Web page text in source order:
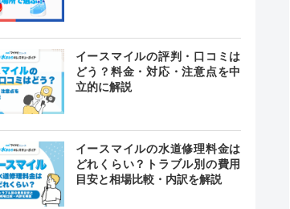
イースマイルの評判・口コミは
どう？料金・対応・注意点を中
立的に解説
イースマイルの水道修理料金は
どれくらい？トラブル別の費用
目安と相場比較・内訳を解説